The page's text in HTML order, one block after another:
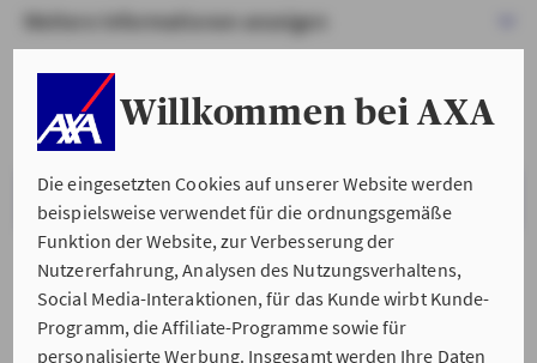
Willkommen bei AXA
Die eingesetzten Cookies auf unserer Website werden
beispielsweise verwendet für die ordnungsgemäße
Funktion der Website, zur Verbesserung der
Nutzererfahrung, Analysen des Nutzungsverhaltens,
Social Media-Interaktionen, für das Kunde wirbt Kunde-
Programm, die Affiliate-Programme sowie für
personalisierte Werbung. Insgesamt werden Ihre Daten
Weitere Informationen anzeigen
VERSTANDEN & WEITER